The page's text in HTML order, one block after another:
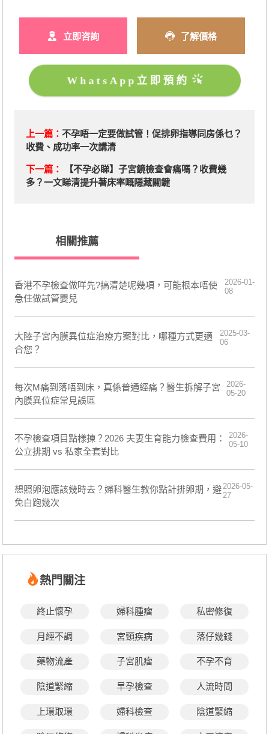
立即咨詢 了解價格
WhatsApp立即預約
上一篇： 不孕唔一定要做試管！促排卵指導同房係乜？
收費、成功率一次講清
下一篇：
【不孕必睇】子宮鏡檢查會痛嗎？收費幾
多？一文睇清提升著床率嘅隱藏關鍵
相關推薦
香港不孕檢查做咩先?搞清楚呢幾項，可能根本唔使
急住做試管嬰兒
2026-01-
08
​大陸子宮內膜異位症治療方案對比，哪種方式更適
合您？
2025-03-
06
每次M痛到落唔到床，真係普通經痛？醫生拆解子宮
內膜異位症常見誤區
2026-
05-20
不孕檢查項目點樣揀？2026 夫妻生育能力檢查費用：
公立排期 vs 私家全套對比
2026-
05-10
想照卵泡應該幾時去？婦科醫生教你點計排卵期，避
免白跑幾次
2026-05-
27
熱門關注
終止懷孕 婦科腫瘤 私密修復
月經不調 宮頸疾病 落仔幾錢
藥物流產 子宮肌瘤 不孕不育
陰道緊縮 早孕檢查 人流時間
上環取環 婦科檢查 陰道緊縮